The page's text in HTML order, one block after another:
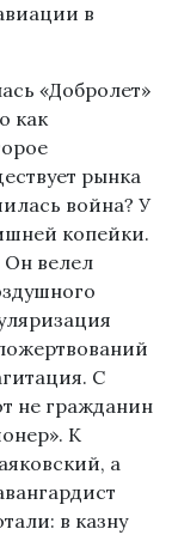
в
«Добролет»
как
рынка
война? У
копейки.
велел
С
не гражданин
К
а
в казну